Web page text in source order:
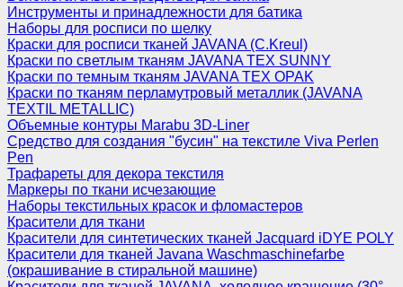
Инструменты и принадлежности для батика
Наборы для росписи по шелку
Краски для росписи тканей JAVANA (C.Kreul)
Краски по светлым тканям JAVANA TEX SUNNY
Краски по темным тканям JAVANA TEX OPAK
Краски по тканям перламутровый металлик (JAVANA
TEXTIL METALLIC)
Объемные контуры Marabu 3D-Liner
Средство для создания "бусин" на текстиле Viva Perlen
Pen
Трафареты для декора текстиля
Маркеры по ткани исчезающие
Наборы текстильных красок и фломастеров
Красители для ткани
Красители для синтетических тканей Jacquard iDYE POLY
Красители для тканей Javana Waschmaschinefarbe
(окрашивание в стиральной машине)